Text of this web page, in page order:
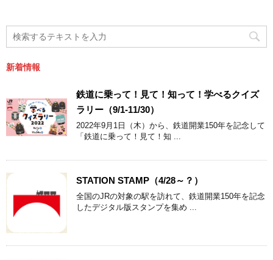
新着情報
鉄道に乗って！見て！知って！学べるクイズ
ラリー（9/1-11/30）
2022年9月1日（木）から、鉄道開業150年を記念して
「鉄道に乗って！見て！知 ...
STATION STAMP（4/28～？）
全国のJRの対象の駅を訪れて、鉄道開業150年を記念
したデジタル版スタンプを集め ...